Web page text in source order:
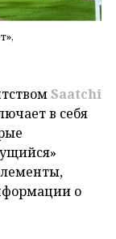
Saatchi
в себя
о